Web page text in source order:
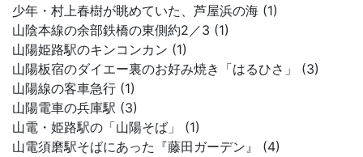
少年・村上春樹が眺めていた、芦屋浜の海 (1)
山陰本線の余部鉄橋の東側約2／3 (1)
山陽姫路駅のキンコンカン (1)
山陽板宿のダイエー裏のお好み焼き「はるひさ」 (3)
山陽線の客車急行 (1)
山陽電車の兵庫駅 (3)
山電・姫路駅の「山陽そば」 (1)
山電須磨駅そばにあった『藤田ガーデン』 (4)